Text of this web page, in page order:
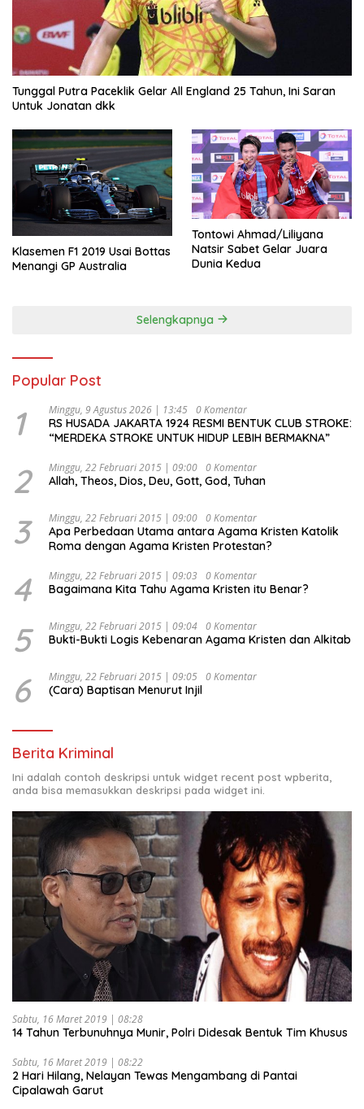
Tunggal Putra Paceklik Gelar All England 25 Tahun, Ini Saran
Untuk Jonatan dkk
Klasemen F1 2019 Usai Bottas
Menangi GP Australia
Tontowi Ahmad/Liliyana
Natsir Sabet Gelar Juara
Dunia Kedua
Selengkapnya
Popular Post
1 Minggu, 9 Agustus 2026 | 13:45 0 Komentar
RS HUSADA JAKARTA 1924 RESMI BENTUK CLUB STROKE:
“MERDEKA STROKE UNTUK HIDUP LEBIH BERMAKNA”
2 Minggu, 22 Februari 2015 | 09:00 0 Komentar
Allah, Theos, Dios, Deu, Gott, God, Tuhan
3 Minggu, 22 Februari 2015 | 09:00 0 Komentar
Apa Perbedaan Utama antara Agama Kristen Katolik
Roma dengan Agama Kristen Protestan?
4 Minggu, 22 Februari 2015 | 09:03 0 Komentar
Bagaimana Kita Tahu Agama Kristen itu Benar?
5 Minggu, 22 Februari 2015 | 09:04 0 Komentar
Bukti-Bukti Logis Kebenaran Agama Kristen dan Alkitab
6 Minggu, 22 Februari 2015 | 09:05 0 Komentar
(Cara) Baptisan Menurut Injil
Berita Kriminal
Ini adalah contoh deskripsi untuk widget recent post wpberita,
anda bisa memasukkan deskripsi pada widget ini.
Sabtu, 16 Maret 2019 | 08:28
14 Tahun Terbunuhnya Munir, Polri Didesak Bentuk Tim Khusus
Sabtu, 16 Maret 2019 | 08:22
2 Hari Hilang, Nelayan Tewas Mengambang di Pantai
Cipalawah Garut